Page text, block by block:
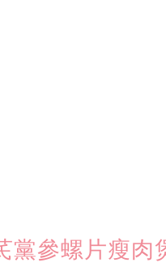
黨參螺片瘦肉